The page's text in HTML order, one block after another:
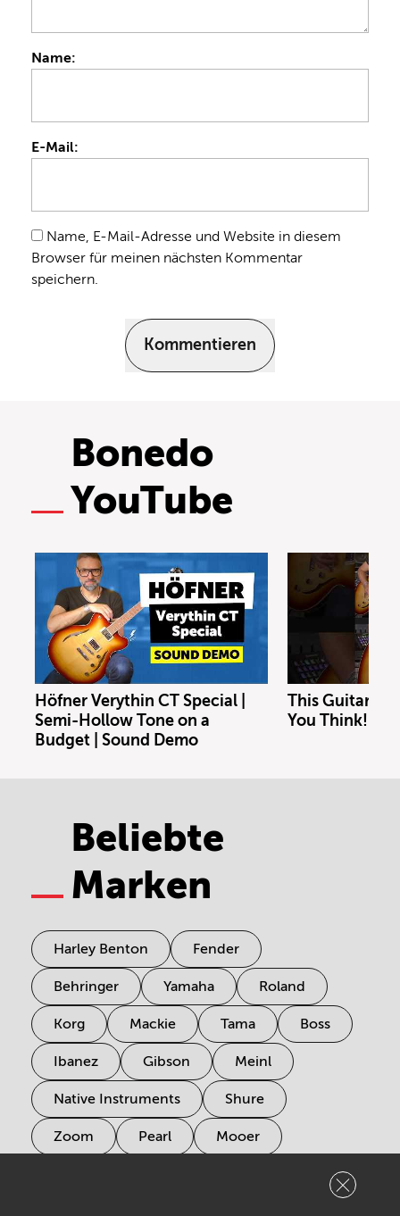
Name:
E-Mail:
Name, E-Mail-Adresse und Website in diesem
Browser für meinen nächsten Kommentar
speichern.
Kommentieren
Bonedo
YouTube
Höfner Verythin CT Special |
Semi-Hollow Tone on a
Budget | Sound Demo
This Guitar
You Think!
Beliebte
Marken
Harley Benton Fender
Behringer Yamaha Roland
Korg Mackie Tama Boss
Ibanez Gibson Meinl
Native Instruments Shure
Zoom Pearl Mooer